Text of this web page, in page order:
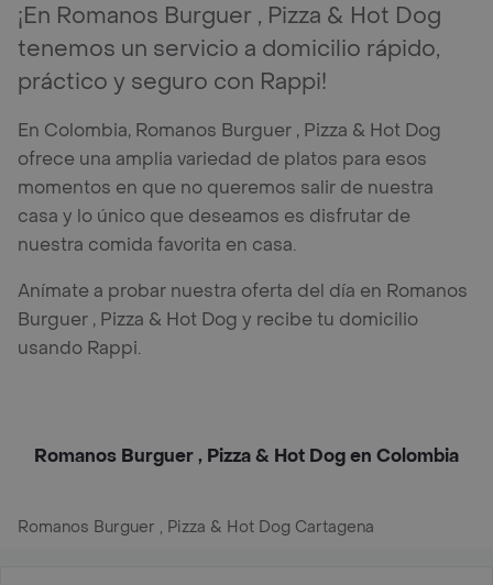
¡En Romanos Burguer , Pizza & Hot Dog
tenemos un servicio a domicilio rápido,
práctico y seguro con Rappi!
En Colombia, Romanos Burguer , Pizza & Hot Dog
ofrece una amplia variedad de platos para esos
momentos en que no queremos salir de nuestra
casa y lo único que deseamos es disfrutar de
nuestra comida favorita en casa.
Anímate a probar nuestra oferta del día en Romanos
Burguer , Pizza & Hot Dog y recibe tu domicilio
usando Rappi.
Romanos Burguer , Pizza & Hot Dog en Colombia
Romanos Burguer , Pizza & Hot Dog Cartagena